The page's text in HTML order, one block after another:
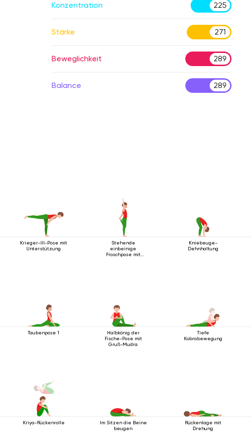
Konzentration 225
Stärke 271
Beweglichkeit 289
Balance 289
Krieger-III-Pose mit
Unterstützung
Stehende
einbeinige
Froschpose mit
Kniebeuge-
Dehnhaltung
Taubenpose 1
Halbkönig der
Fische-Pose mit
Gruß-Mudra
Tiefe
Kobrabewegung
Kriya-Rückenrolle
Im Sitzen die Beine
beugen
Rückenlage mit
Drehung